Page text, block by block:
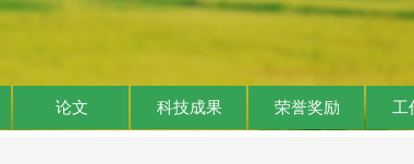
论文 科技成果 荣誉奖励 工